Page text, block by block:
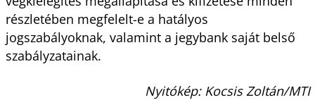
részletében megfelelt-e a hatályos
jogszabályoknak, valamint a jegybank saját belső
szabályzatainak.
Nyitókép: Kocsis Zoltán/MTI